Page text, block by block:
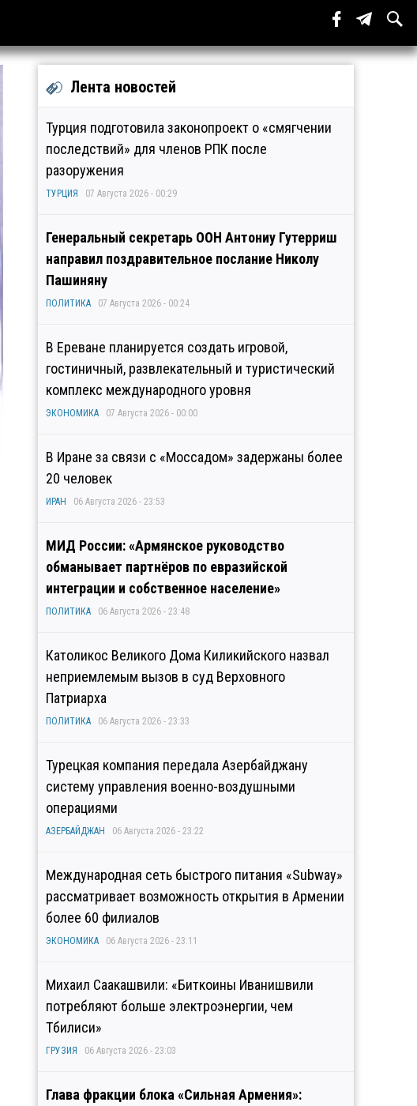
Лента новостей
Турция подготовила законопроект о «смягчении
последствий» для членов РПК после
разоружения
ТУРЦИЯ 07 Августа 2026 - 00:29
Генеральный секретарь ООН Антониу Гутерриш
направил поздравительное послание Николу
Пашиняну
ПОЛИТИКА 07 Августа 2026 - 00:24
В Ереване планируется создать игровой,
гостиничный, развлекательный и туристический
комплекс международного уровня
ЭКОНОМИКА 07 Августа 2026 - 00:00
В Иране за связи с «Моссадом» задержаны более
20 человек
ИРАН 06 Августа 2026 - 23:53
МИД России: «Армянское руководство
обманывает партнёров по евразийской
интеграции и собственное население»
ПОЛИТИКА 06 Августа 2026 - 23:48
Католикос Великого Дома Киликийского назвал
неприемлемым вызов в суд Верховного
Патриарха
ПОЛИТИКА 06 Августа 2026 - 23:33
Турецкая компания передала Азербайджану
систему управления военно-воздушными
операциями
АЗЕРБАЙДЖАН 06 Августа 2026 - 23:22
Международная сеть быстрого питания «Subway»
рассматривает возможность открытия в Армении
более 60 филиалов
ЭКОНОМИКА 06 Августа 2026 - 23:11
Михаил Саакашвили: «Биткоины Иванишвили
потребляют больше электроэнергии, чем
Тбилиси»
ГРУЗИЯ 06 Августа 2026 - 23:03
Глава фракции блока «Сильная Армения»: